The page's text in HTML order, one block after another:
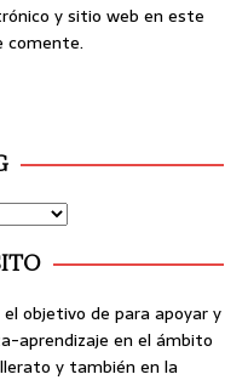
y sitio web en este
comente.
objetivo de para apoyar y
aprendizaje en el ámbito
y también en la